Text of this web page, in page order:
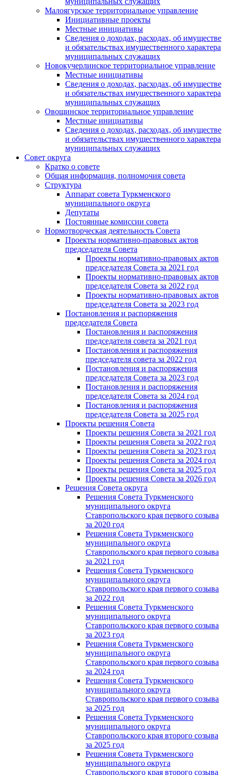
Малоягурское территориальное управление
Инициативные проекты
Местные инициативы
Сведения о доходах, расходах, об имуществе
и обязательствах имущественного характера
муниципальных служащих
Новокучерлинское территориальное управление
Местные инициативы
Сведения о доходах, расходах, об имуществе
и обязательствах имущественного характера
муниципальных служащих
Овощинское территориальное управление
Местные инициативы
Сведения о доходах, расходах, об имуществе
и обязательствах имущественного характера
муниципальных служащих
Совет округа
Кратко о совете
Общая информация, полномочия совета
Структура
Аппарат совета Туркменского
муниципального округа
Депутаты
Постоянные комиссии совета
Нормотворческая деятельность Совета
Проекты нормативно-правовых актов
председателя Cовета
Проекты нормативно-правовых актов
председателя Cовета за 2021 год
Проекты нормативно-правовых актов
председателя Cовета за 2022 год
Проекты нормативно-правовых актов
председателя Cовета за 2023 год
Постановления и распоряжения
председателя Cовета
Постановления и распоряжения
председателя совета за 2021 год
Постановления и распоряжения
председателя совета за 2022 год
Постановления и распоряжения
председателя Cовета за 2023 год
Постановления и распоряжения
председателя Cовета за 2024 год
Постановления и распоряжения
председателя Cовета за 2025 год
Проекты решения Cовета
Проекты решения Совета за 2021 год
Проекты решения Совета за 2022 год
Проекты решения Cовета за 2023 год
Проекты решения Совета за 2024 год
Проекты решения Совета за 2025 год
Проекты решения Совета за 2026 год
Решения Совета округа
Решения Совета Туркменского
муниципального округа
Ставропольского края первого созыва
за 2020 год
Решения Совета Туркменского
муниципального округа
Ставропольского края первого созыва
за 2021 год
Решения Совета Туркменского
муниципального округа
Ставропольского края первого созыва
за 2022 год
Решения Совета Туркменского
муниципального округа
Ставропольского края первого созыва
за 2023 год
Решения Совета Туркменского
муниципального округа
Ставропольского края первого созыва
за 2024 год
Решения Совета Туркменского
муниципального округа
Ставропольского края первого созыва
за 2025 год
Решения Совета Туркменского
муниципального округа
Ставропольского края второго созыва
за 2025 год
Решения Совета Туркменского
муниципального округа
Ставропольского края второго созыва